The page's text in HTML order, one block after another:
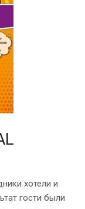
хотели и
гости были